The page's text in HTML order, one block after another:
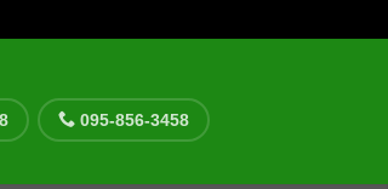
095-856-3458